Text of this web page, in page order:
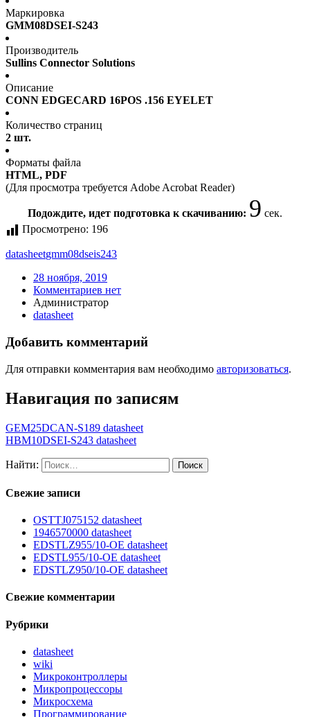
Маркировка
GMM08DSEI-S243
Производитель
Sullins Connector Solutions
Описание
CONN EDGECARD 16POS .156 EYELET
Количество страниц
2 шт.
Форматы файла
HTML, PDF
(Для просмотра требуется Adobe Acrobat Reader)
Подождите, идет подготовка к скачиванию: 9 сек.
Просмотрено: 196
datasheetgmm08dseis243
28 ноября, 2019
Комментариев нет
Администратор
datasheet
Добавить комментарий
Для отправки комментария вам необходимо авторизоваться.
Навигация по записям
GEM25DCAN-S189 datasheet
HBM10DSEI-S243 datasheet
Найти:
Свежие записи
OSTTJ075152 datasheet
1946570000 datasheet
EDSTLZ955/10-OE datasheet
EDSTL955/10-OE datasheet
EDSTLZ950/10-OE datasheet
Свежие комментарии
Рубрики
datasheet
wiki
Микроконтроллеры
Микропроцессоры
Микросхема
Программирование